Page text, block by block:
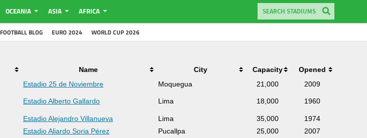
OCEANIA ASIA AFRICA
FOOTBALL BLOG EURO 2024 WORLD CUP 2026
Name City Capacity
Opened
Estadio 25 de Noviembre Moquegua 21,000
2009
Estadio Alberto Gallardo Lima 18,000 1960
Estadio Alejandro Villanueva Lima 35,000
1974
Estadio Aliardo Soria Pérez Pucallpa 25,000
2007